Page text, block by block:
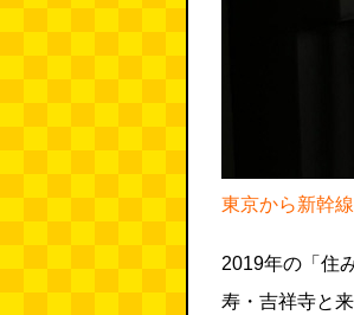
東京から新幹
2019年の「住
寿・吉祥寺と